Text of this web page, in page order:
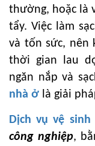
thường, hoặc là
tẩy. Việc làm
và tốn sức, nên
thời gian lau
ngăn nắp và
nhà ở là giải
Dịch vụ vệ
công nghiệp,